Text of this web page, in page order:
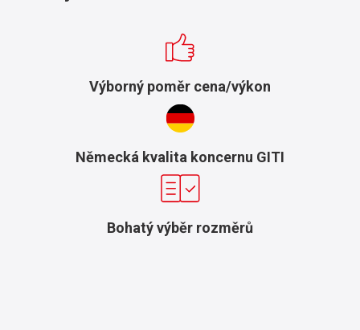
Výborný poměr cena/výkon
Německá kvalita koncernu GITI
Bohatý výběr rozměrů